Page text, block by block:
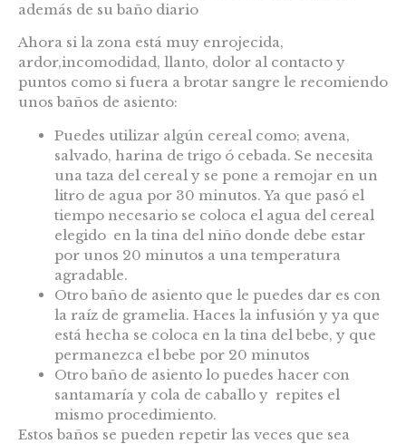
además de su baño diario
Ahora si la zona está muy enrojecida,
ardor,incomodidad, llanto, dolor al contacto y
puntos como si fuera a brotar sangre le recomiendo
unos baños de asiento:
Puedes utilizar algún cereal como; avena,
salvado, harina de trigo ó cebada. Se necesita
una taza del cereal y se pone a remojar en un
litro de agua por 30 minutos. Ya que pasó el
tiempo necesario se coloca el agua del cereal
elegido en la tina del niño donde debe estar
por unos 20 minutos a una temperatura
agradable.
Otro baño de asiento que le puedes dar es con
la raíz de gramelia. Haces la infusión y ya que
está hecha se coloca en la tina del bebe, y que
permanezca el bebe por 20 minutos
Otro baño de asiento lo puedes hacer con
santamaría y cola de caballo y repites el
mismo procedimiento.
Estos baños se pueden repetir las veces que sea